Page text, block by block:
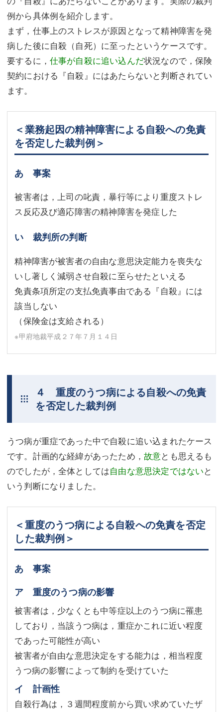
例から具体例を紹介します。
まず，仕事上のストレスが原因となって精神障害を発
病した後に自殺（自死）に至ったというケースです。
要するに， 仕事が自殺に追い込んだ状況なので，保険
契約における『自殺』にはあたらないと判断されてい
ます。
＜業務起因の精神障害による自殺への免責
を否定した裁判例＞
あ 事案
被害者は，上司の叱責，暴行等により重度ストレ
ス反応及び適応障害の精神障害を発症した
い 裁判所の判断
精神障害が被害者の自由な意思決定能力を喪失な
いし著しく減弱させ自殺に至らせたといえる
免責条項所定の支払免責事由である『自殺』には
該当しない
（保険金は支給される）
※甲府地裁平成２７年７月１４日
４ 重度のうつ病による自殺への免責
を否定した裁判例
うつ病が重症であった中で自殺に追い込まれたケース
です。計画的な経緯があったため， 故意とも思えるも
のでしたが，全体としては自由な意思決定ではないと
いう判断になりました。
＜重度のうつ病による自殺への免責を否定
した裁判例＞
あ 事案
ア 重度のうつ病の影響
被害者は，少なくとも中等症以上のうつ病に罹患
しており，当該うつ病は，重症かこれに近い程度
であった可能性が高い
被害者が自由な意思決定をする能力は，相当程度
うつ病の影響によって制約を受けていた
イ 計画性
自殺行為は，３週間程度前から買い求めていたザ